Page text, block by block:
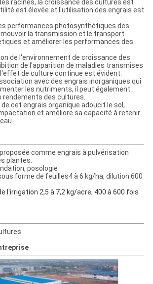
racines, la croissance des cultures est
est élevée et l'utilisation des engrais est
performances photosynthétiques des
la transmission et le transport
et améliorer les performances des
de l'environnement de croissance des
de l'apparition de maladies transmises
de culture continue est évident.
avec des engrais inorganiques qui
les nutriments, il peut également
rendements des cultures.
cet engrais organique adoucit le sol,
et améliore sa capacité à retenir
comme engrais à pulvérisation
plantes.
posologie
forme de feuilles4 à 6 kg/ha, dilution 600
l'irrigation 2,5 à 7,2 kg/acre, 400 à 600 fois